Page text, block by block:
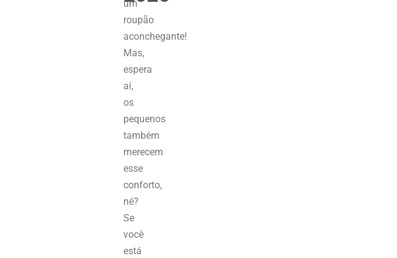
um
roupão
aconchegante!
Mas,
espera
aí,
os
pequenos
também
merecem
esse
conforto,
né?
Se
você
está